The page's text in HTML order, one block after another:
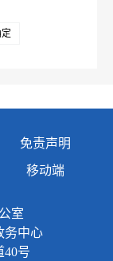
免责声明
移动端
室
务中心
40号